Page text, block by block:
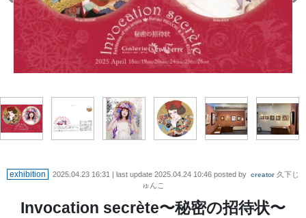
exhibition 2025.04.23 16:31 | last update 2025.04.24 10:46 posted by creator 久下じ
ゅんこ
Invocation secrète〜秘密の招待状〜